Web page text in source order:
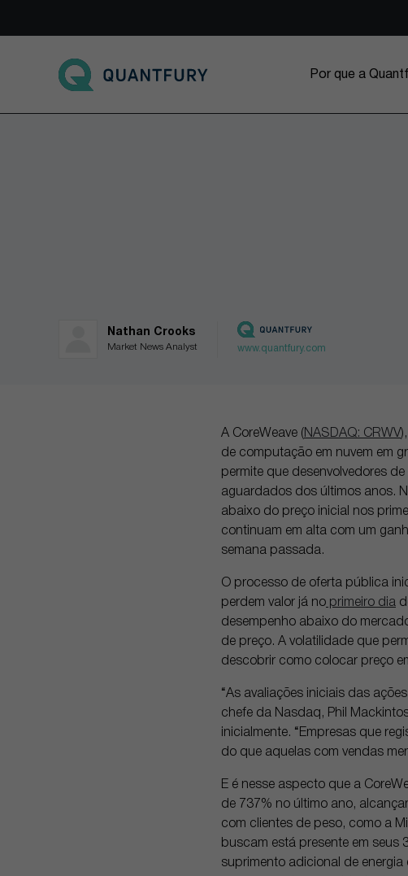
Go to main page
Por que a
Nathan Crooks
Market News Analyst www.quantfury.com
A CoreWeave ( NASDAQ: CRWV
de computação em nuvem em
permite que desenvolvedores
aguardados dos últimos anos.
abaixo do preço inicial nos
continuam em alta com um
semana passada.
O processo de oferta pública
perdem valor já no primeiro dia
desempenho abaixo do
de preço. A volatilidade que
descobrir como colocar preço
“As avaliações iniciais das
chefe da Nasdaq, Phil
inicialmente. “Empresas que
do que aquelas com vendas
E é nesse aspecto que a
de 737% no último ano,
com clientes de peso, como a
buscam está presente em seus
suprimento adicional de